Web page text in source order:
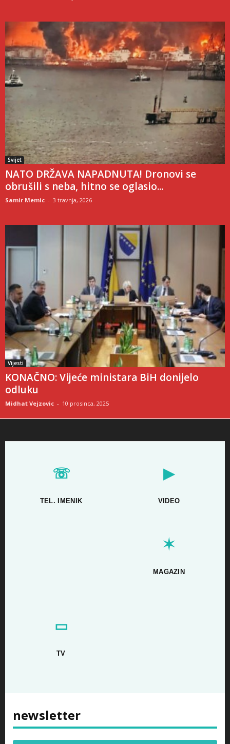
Svijet
NATO DRŽAVA NAPADNUTA! Dronovi se
obrušili s neba, hitno se oglasio...
Samir Memic - 3 travnja, 2026
Vijesti
KONAČNO: Vijeće ministara BiH donijelo
odluku
Midhat Vejzovic - 10 prosinca, 2025
☏
TEL. IMENIK
▶
VIDEO
✶
MAGAZIN
▭
TV
newsletter